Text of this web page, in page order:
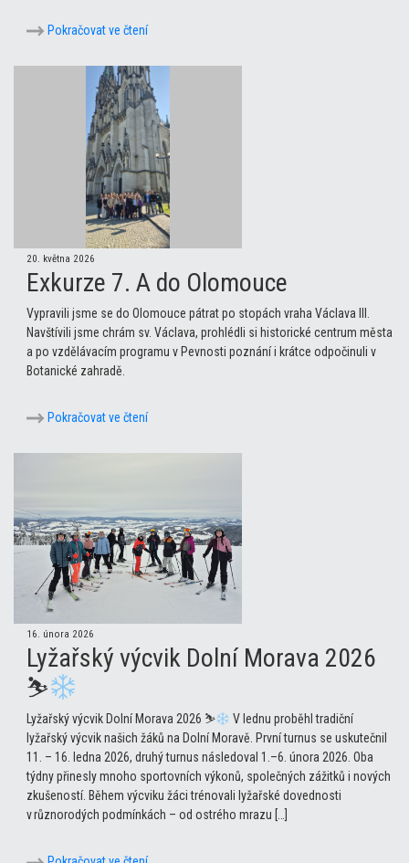
Pokračovat ve čtení
20. května 2026
Exkurze 7. A do Olomouce
Vypravili jsme se do Olomouce pátrat po stopách vraha Václava III.
Navštívili jsme chrám sv. Václava, prohlédli si historické centrum města
a po vzdělávacím programu v Pevnosti poznání i krátce odpočinuli v
Botanické zahradě.
Pokračovat ve čtení
16. února 2026
Lyžařský výcvik Dolní Morava 2026
⛷
Lyžařský výcvik Dolní Morava 2026 ⛷
V lednu proběhl tradiční
lyžařský výcvik našich žáků na Dolní Moravě. První turnus se uskutečnil
11. – 16. ledna 2026, druhý turnus následoval 1.–6. února 2026. Oba
týdny přinesly mnoho sportovních výkonů, společných zážitků i nových
zkušeností. Během výcviku žáci trénovali lyžařské dovednosti
v různorodých podmínkách – od ostrého mrazu […]